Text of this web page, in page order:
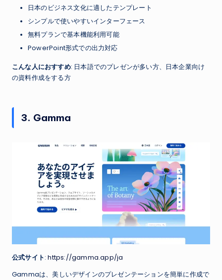
日本のビジネス文化に適したテンプレート
シンプルで使いやすいインターフェース
無料プランで基本機能利用可能
PowerPoint形式での出力対応
こんな人におすすめ: 日本語でのプレゼンが多い方、日本企業向け
の資料作成をする方
3. Gamma
公式サイト:https://gamma.app/ja
Gammaは、美しいデザインのプレゼンテーションを簡単に作成で